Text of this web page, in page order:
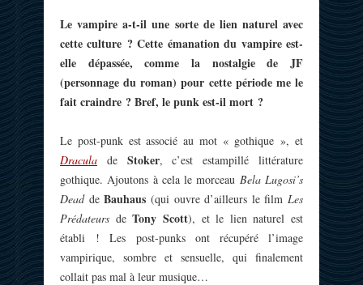
Le vampire a-t-il une sorte de lien naturel avec
cette culture ? Cette émanation du vampire est-
elle dépassée, comme la nostalgie de JF
(personnage du roman) pour cette période me le
fait craindre ? Bref, le punk est-il mort ?
Le post-punk est associé au mot « gothique », et
Dracula de Stoker, c’est estampillé littérature
gothique. Ajoutons à cela le morceau Bela Lugosi’s
DeaddeBauhaus (qui ouvre d’ailleurs le film Les
Prédateurs deTony Scott), et le lien naturel est
établi ! Les post-punks ont récupéré l’image
vampirique, sombre et sensuelle, qui finalement
collait pas mal à leur musique…